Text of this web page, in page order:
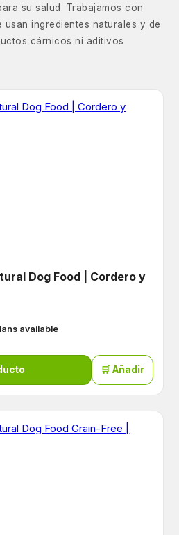
su salud. Trabajamos con
ingredientes naturales y de
cárnicos ni aditivos
Dog Food | Cordero y
available
🛒 Añadir